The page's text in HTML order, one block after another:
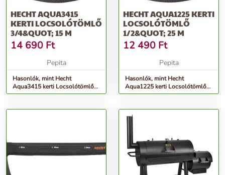
HECHT AQUA3415
KERTI LOCSOLÓTÖMLŐ
3/4&QUOT; 15 M
14 690 Ft
Pepita
Hasonlók, mint Hecht
Aqua3415 kerti Locsolótömlő
3/4&quot; 15 M
HECHT AQUA1225 KERTI
LOCSOLÓTÖMLŐ
1/2&QUOT; 25 M
12 490 Ft
Pepita
Hasonlók, mint Hecht
Aqua1225 kerti Locsolótömlő
1/2&quot; 25 M